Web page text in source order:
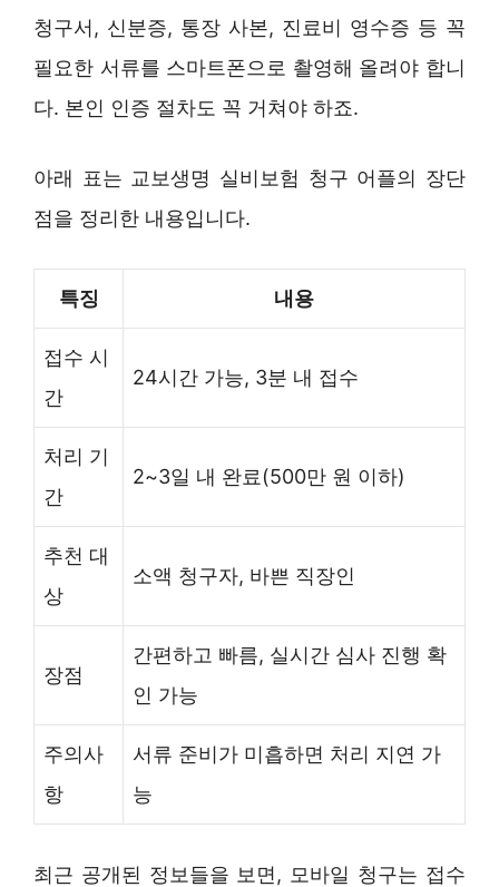
청구서, 신분증, 통장 사본, 진료비 영수증 등 꼭
필요한 서류를 스마트폰으로 촬영해 올려야 합니
다. 본인 인증 절차도 꼭 거쳐야 하죠.
아래 표는 교보생명 실비보험 청구 어플의 장단
점을 정리한 내용입니다.
특징 내용
접수 시
간
24시간 가능, 3분 내 접수
처리 기
간
2~3일 내 완료(500만 원 이하)
추천 대
상
소액 청구자, 바쁜 직장인
장점
간편하고 빠름, 실시간 심사 진행 확
인 가능
주의사
항
서류 준비가 미흡하면 처리 지연 가
능
최근 공개된 정보들을 보면, 모바일 청구는 접수